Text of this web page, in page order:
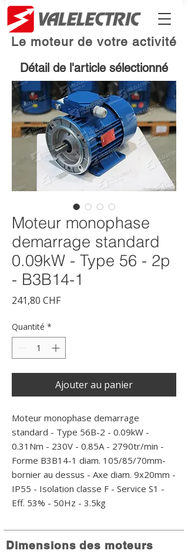
Le moteur de votre activité
Détail de l'article sélectionné
Moteur monophase
demarrage standard
0.09kW - Type 56 - 2p
- B3B14-1
241,80 CHFPrix
Quantité *
Ajouter au panier
Moteur monophase demarrage
standard - Type 56B-2 - 0.09kW -
0.31Nm - 230V - 0.85A - 2790tr/min -
Forme B3B14-1 diam. 105/85/70mm-
bornier au dessus - Axe diam. 9x20mm -
IP55 - Isolation classe F - Service S1 -
Eff. 53% - 50Hz - 3.5kg
Dimensions des moteurs